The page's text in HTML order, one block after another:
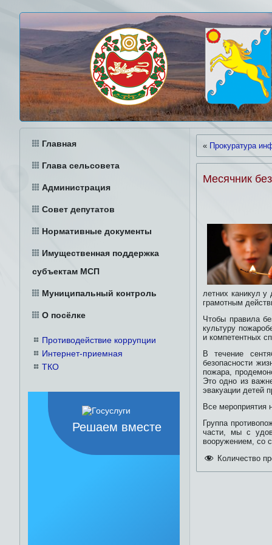
Главная
Глава сельсовета
Администрация
Совет депутатов
Нормативные документы
Имущественная поддержка
субъектам МСП
Муниципальный контроль
О посёлке
Противодействие коррупции
Интернет-приемная
ТКО
Решаем вместе
« Прокуратура
Месячник
летних каникул у
грамотным
Чтобы правила
культуру
и компетентных
В течение
безопасности
пожара,
Это одно из
эвакуации детей
Все мероприятия
Группа
части, мы с
вооружением, со
Количество